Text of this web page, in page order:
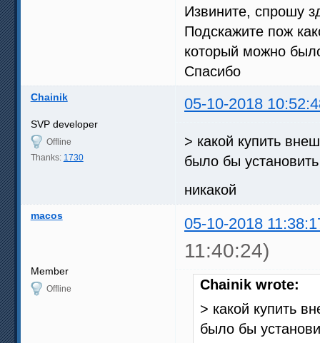
Извините, спрошу
Подскажите пож
который можно
Спасибо
Chainik 05-10-2018
SVP developer
Offline
Thanks: 1730
> какой купить
было бы
никакой
macos 05-10-2018
11:40:24)
Member
Offline
Chainik wrote:
> какой купить
было бы